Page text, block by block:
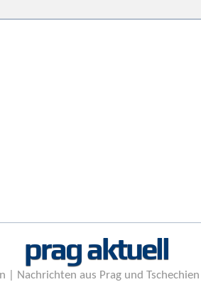
prag aktuell
| Nachrichten aus Prag und